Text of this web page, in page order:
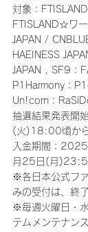
対象：
FTISLAND☆ワ
JAPAN /
HAEINESS
JAPAN , SF9：
P1Harmony：
Un!corn：
抽選結果発表開
(火)18:00頃か
入金期間：
月25日(月
※各日本公式フ
みの受付は、終
※毎週火曜日・
テムメンテナン